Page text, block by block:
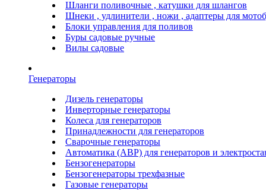
Шланги поливочные , катушки для шлангов
Шнеки , удлинители , ножи , адаптеры для
Блоки управления для поливов
Буры садовые ручные
Вилы садовые
Генераторы
Дизель генераторы
Инверторные генераторы
Колеса для генераторов
Принадлежности для генераторов
Сварочные генераторы
Автоматика (АВР) для генераторов и
Бензогенераторы
Бензогенераторы трехфазные
Газовые генераторы